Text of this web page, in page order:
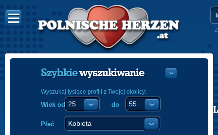
POLISH
Szybkiewyszukiwanie
Wyszukaj tysiące profili z Twojej okolicy:
Wiek od do
Płeć